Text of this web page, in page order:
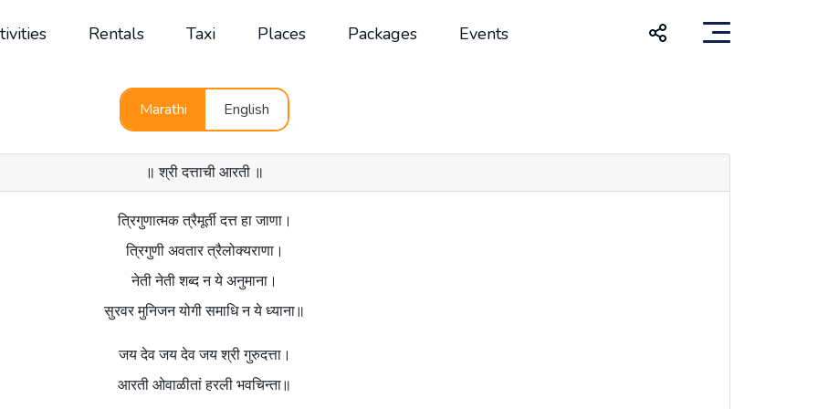
Rentals Taxi Places Packages Events
Marathi English
॥ श्री दत्ताची आरती ॥
त्रिगुणात्मक त्रैमूर्ती दत्त हा जाणा।
त्रिगुणी अवतार त्रैलोक्यराणा।
नेती नेती शब्द न ये अनुमाना।
सुरवर मुनिजन योगी समाधि न ये ध्याना॥
जय देव जय देव जय श्री गुरुदत्ता।
आरती ओवाळीतां हरली भवचिन्ता॥